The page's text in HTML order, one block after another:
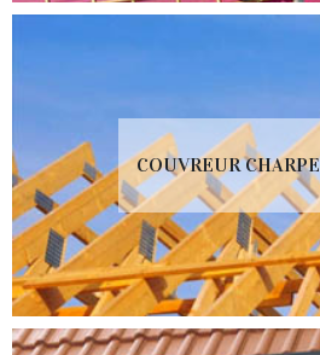
COUVREUR